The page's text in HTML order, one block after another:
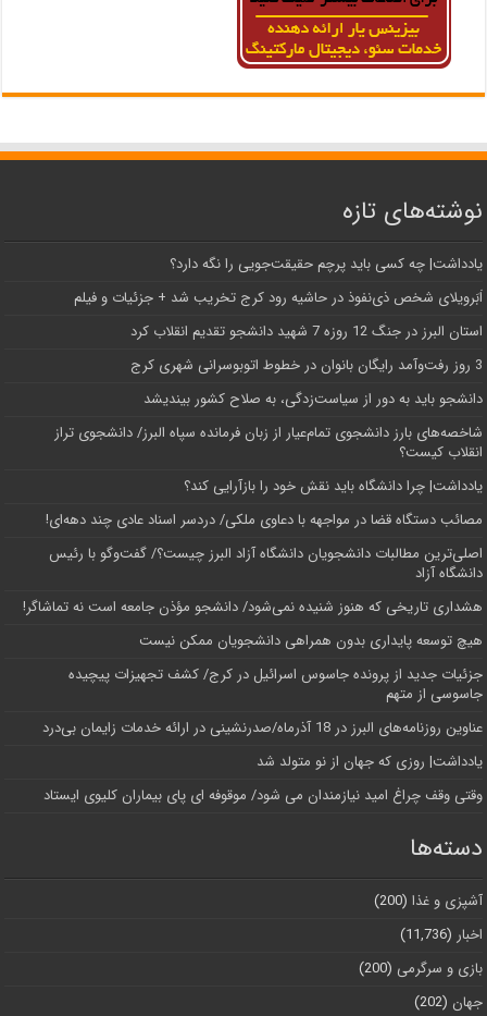
نوشته‌های تازه
یادداشت| ‌چه کسی باید پرچم حقیقت‌جویی را نگه دارد؟
اَبَر‌ویلای شخص ذی‌نفوذ در حاشیه‌ رود کرج تخریب شد + جزئیات و فیلم
استان البرز در جنگ 12 روزه 7 شهید دانشجو تقدیم انقلاب کرد
3 روز رفت‌وآمد رایگان بانوان در خطوط اتوبوسرانی شهری کرج
دانشجو باید به دور از سیاست‌زدگی، به صلاح کشور بیندیشد
شاخصه‌های بارز دانشجوی تمام‌عیار از زبان فرمانده سپاه البرز/ دانشجوی تراز
انقلاب کیست؟
یادداشت| چرا دانشگاه باید نقش خود را بازآرایی کند؟
مصائب دستگاه قضا در مواجهه با دعاوی ملکی/ دردسر اسناد عادی چند‌ دهه‌ای!
اصلی‌ترین مطالبات دانشجویان دانشگاه آزاد البرز چیست؟/ گفت‌وگو با رئیس
دانشگاه آز‌اد
هشداری تاریخی که هنوز شنیده نمی‌شود/ دانشجو مؤذن جامعه است نه تماشاگر!
هیچ توسعه پایداری بدون همراهی دانشجویان ممکن نیست
جزئیات جدید از پرونده جاسوس اسرائیل در کرج/‌ کشف تجهیزات پیچیده
جاسوسی از متهم
عناوین روزنامه‌های البرز در ‌18 آذرماه/صدرنشینی در ارائه خدمات زایمان بی‌درد
یادداشت| روزی که جهان از نو متولد شد
وقتی وقف چراغ امید نیازمندان می شود/ موقوفه ای پای بیماران کلیوی ایستاد
دسته‌ها
آشپزی و غذا (200)
اخبار (11,736)
بازی و سرگرمی (200)
جهان (202)